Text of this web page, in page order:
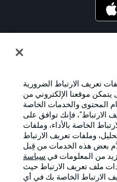
القانونية
تعريف الارتباط الضرورية
موقعنا الإلكتروني من
المحتوى والخدمات الخاصة
الارتباط"، فإنك توافق على
الخاصة بالأداء، وملفات
وملفات تعريف الارتباط
بعض هذه الخدمات من قِبل
من المعلومات في سياسة
ملف تعريف الارتباط حيث
الارتباط الخاصة بك في أي